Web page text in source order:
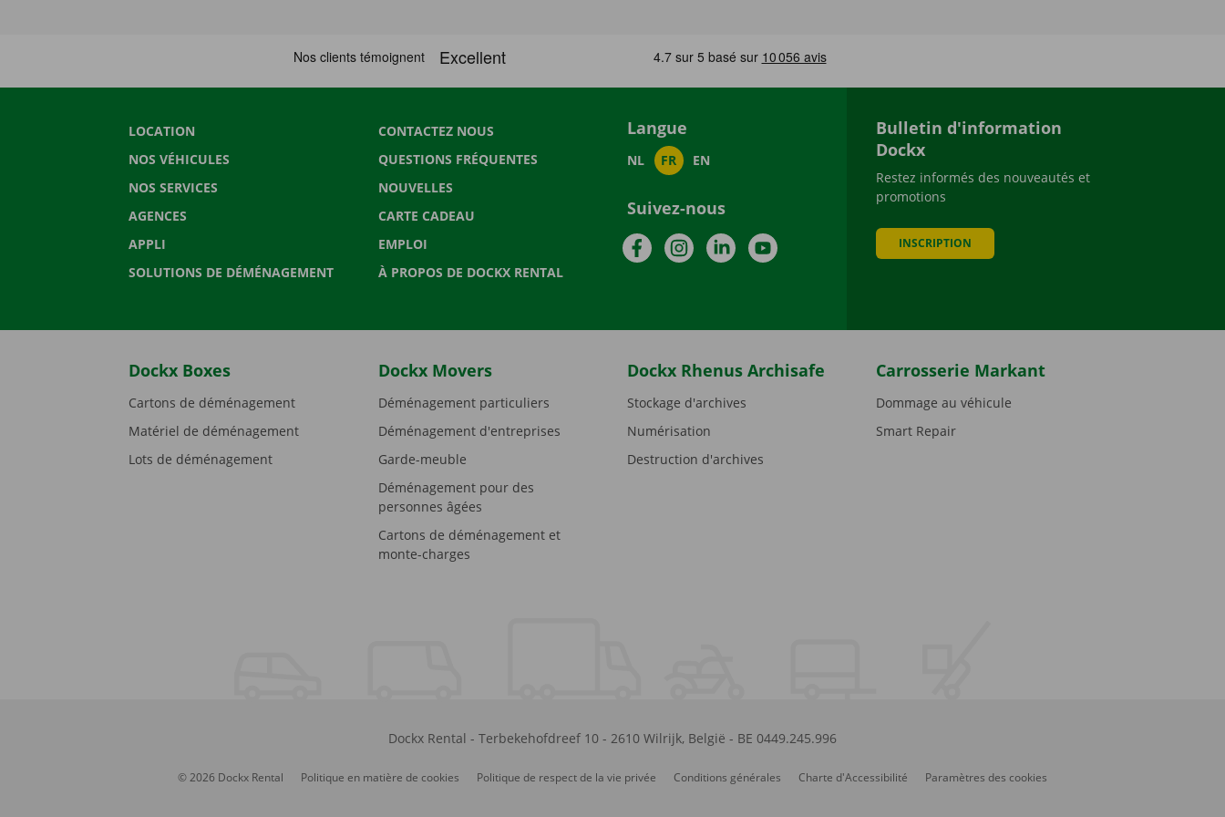
LOCATION
NOS VÉHICULES
NOS SERVICES
AGENCES
APPLI
SOLUTIONS DE DÉMÉNAGEMENT
CONTACTEZ NOUS
QUESTIONS FRÉQUENTES
NOUVELLES
CARTE CADEAU
EMPLOI
À PROPOS DE DOCKX RENTAL
Langue
NL FR EN
Suivez-nous
FacebookInstagramLinkedInYouTube
Bulletin d'information
Dockx
Restez informés des nouveautés et
promotions
INSCRIPTION
Dockx Boxes
Cartons de déménagement
Matériel de déménagement
Lots de déménagement
Dockx Movers
Déménagement particuliers
Déménagement d'entreprises
Garde-meuble
Déménagement pour des
personnes âgées
Cartons de déménagement et
monte-charges
Dockx Rhenus Archisafe
Stockage d'archives
Numérisation
Destruction d'archives
Carrosserie Markant
Dommage au véhicule
Smart Repair
Dockx Rental - Terbekehofdreef 10- 2610 Wilrijk, België - BE 0449.245.996
© 2026 Dockx Rental Politique en matière de cookies Politique de respect de la vie privée Conditions générales Charte d'Accessibilité Paramètres des cookies